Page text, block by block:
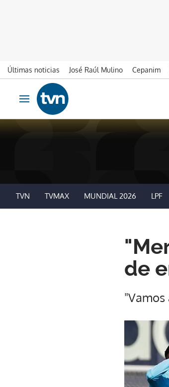
Últimas noticias José Raúl Mulino Cepanim
Ir al contenido
Obrir navegació
TVN TVMAX MUNDIAL 2026 LPF
de